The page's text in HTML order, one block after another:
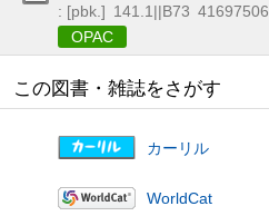
: [pbk.] 141.1||B73 41697506
OPAC
この図書・雑誌をさがす
カーリル
WorldCat